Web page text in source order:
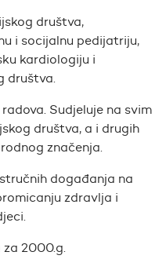
društva,
i socijalnu pedijatriju,
kardiologiju i
društva.
Sudjeluje na svim
društva, a i drugih
značenja.
događanja na
zdravlja i
2000.g.